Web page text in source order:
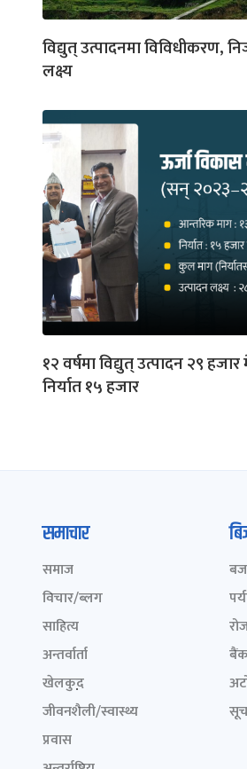
विद्युत् उत्पादनमा विविधीकरण,
लक्ष्य
१२ वर्षमा विद्युत् उत्पादन २९
निर्यात १५ हजार
समाचार
समाज
विचार/ब्लग
साहित्य
अन्तर्वार्ता
खेलकुद़़
जीवनशैली/स्वास्थ्य
प्रवास